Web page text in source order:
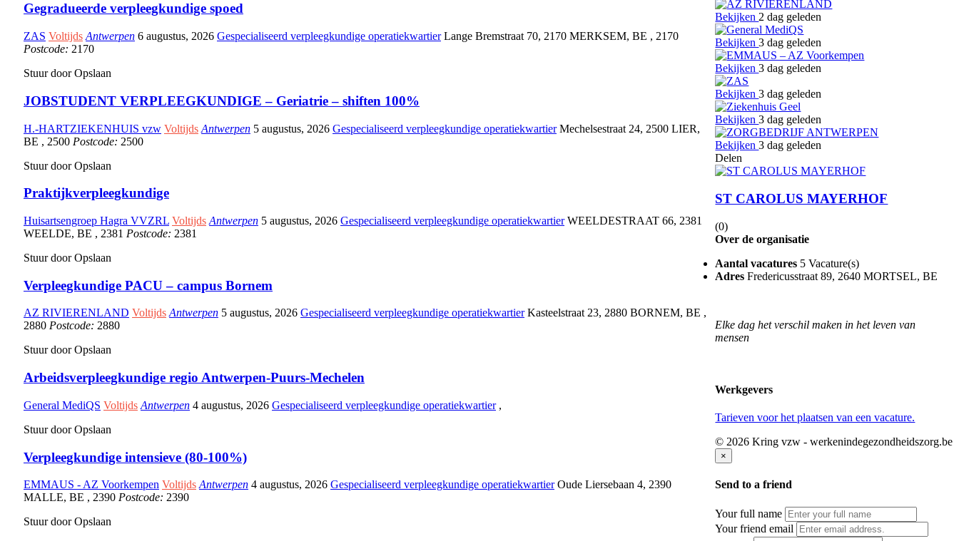
Gegradueerde verpleegkundige spoed
ZAS Voltijds Antwerpen 6 augustus, 2026 Gespecialiseerd verpleegkundige operatiekwartier Lange Bremstraat 70, 2170 MERKSEM, BE , 2170
Postcode: 2170
Stuur door Opslaan
JOBSTUDENT VERPLEEGKUNDIGE – Geriatrie – shiften 100%
H.-HARTZIEKENHUIS vzw Voltijds Antwerpen 5 augustus, 2026 Gespecialiseerd verpleegkundige operatiekwartier Mechelsestraat 24, 2500 LIER,
BE , 2500 Postcode: 2500
Stuur door Opslaan
Praktijkverpleegkundige
Huisartsengroep Hagra VVZRL Voltijds Antwerpen 5 augustus, 2026 Gespecialiseerd verpleegkundige operatiekwartier WEELDESTRAAT 66, 2381
WEELDE, BE , 2381 Postcode: 2381
Stuur door Opslaan
Verpleegkundige PACU – campus Bornem
AZ RIVIERENLAND Voltijds Antwerpen 5 augustus, 2026 Gespecialiseerd verpleegkundige operatiekwartier Kasteelstraat 23, 2880 BORNEM, BE ,
2880 Postcode: 2880
Stuur door Opslaan
Bekijken 2 dag geleden
Arbeidsverpleegkundige regio Antwerpen-Puurs-Mechelen
General MediQS Voltijds Antwerpen 4 augustus, 2026 Gespecialiseerd verpleegkundige operatiekwartier ,
Stuur door Opslaan
Bekijken3 dag geleden
Verpleegkundige intensieve (80-100%)
EMMAUS - AZ Voorkempen Voltijds Antwerpen 4 augustus, 2026 Gespecialiseerd verpleegkundige operatiekwartier Oude Liersebaan 4, 2390
MALLE, BE , 2390 Postcode: 2390
Stuur door Opslaan
Bekijken3 dag geleden
Bekijken3 dag geleden
Bekijken3 dag geleden
Bekijken3 dag geleden
Delen
ST CAROLUS MAYERHOF
(0)
Over de organisatie
Aantal vacatures 5 Vacature(s)
AdresFredericusstraat 89, 2640 MORTSEL, BE
Elke dag het verschil maken in het leven van
mensen
Werkgevers
Tarieven voor het plaatsen van een vacature.
© 2026 Kring vzw - werkenindegezondheidszorg.be
×
Send to a friend
Your full name
Your friend email